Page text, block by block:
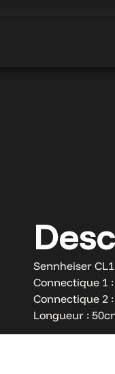
Sennheiser CL1
Connectique 1
Connectique 2
Longueur :